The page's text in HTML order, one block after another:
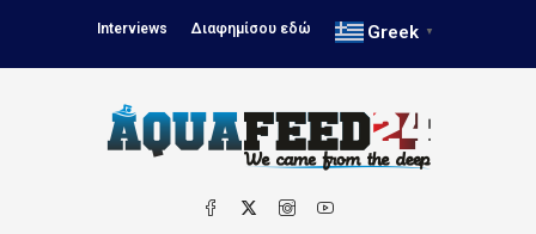
Interviews Διαφημίσου εδώ Greek ▼